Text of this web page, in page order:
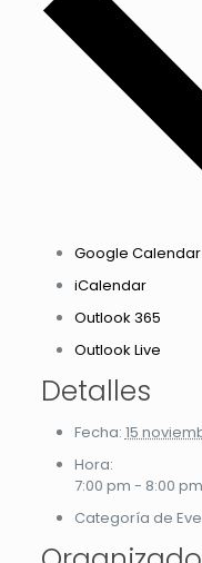
Google Calendar
iCalendar
Outlook 365
Outlook Live
Detalles
Fecha: 15
Hora:
7:00 pm - 8:00 pm
Categoría de